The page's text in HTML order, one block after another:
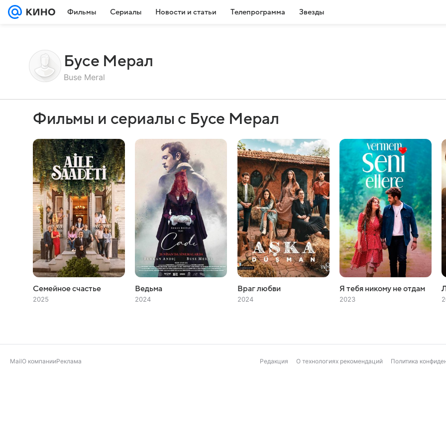
Фильмы Сериалы Новости и статьи Телепрограмма Звезды
Бусе Мерал
Buse Meral
Фильмы и сериалы с Бусе Мерал
Семейное счастье
2025
Ведьма
2024
Враг любви
2024
Я тебя никому не отдам
2023
MailО компанииРеклама Редакция О технологиях рекомендаций Политика